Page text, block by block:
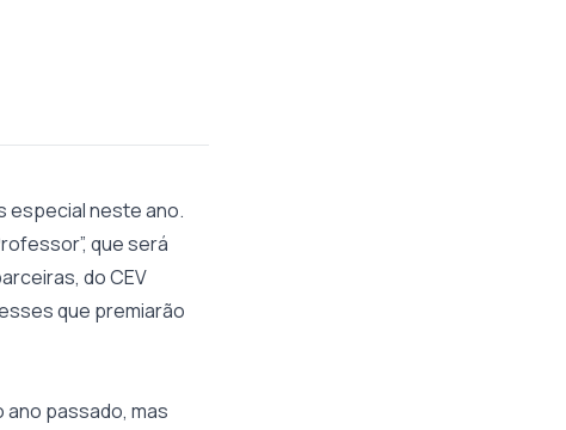
especial neste ano.
que será
do CEV
que premiarão
passado, mas